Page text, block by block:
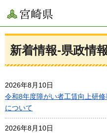
宮崎県
新着情報-県政情報
2026年8月10日
令和8年度障がい者工賃向上研
について
2026年8月10日